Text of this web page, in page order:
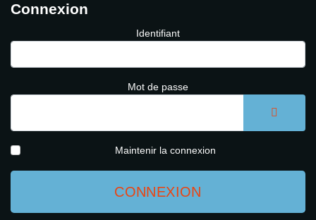
Connexion
Identifiant
Mot de passe
Maintenir la connexion
CONNEXION